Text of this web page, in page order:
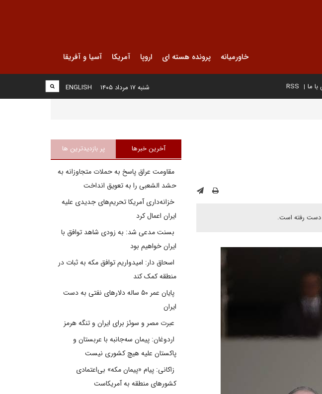
خاورمیانه پرونده هسته ای اروپا آمریکا آسیا و آفریقا
ما RSS
ENGLISH شنبه ۱۷ مرداد ۱۴۰۵
دست رفته است.
آخرین خبرها پر بازدیدترین ها
مقاومت عراق پاسخ به حملات متجاوزانه به
حشد الشعبی را به تعویق انداخت
خزانه‌داری آمریکا تحریم‌های جدیدی علیه
ایران اعمال کرد
بسنت مدعی شد: به زودی شاهد توافق با
ایران خواهیم بود
اسحاق دار: امیدواریم توافق مکه به ثبات در
منطقه کمک کند
پایان عمر ۵۰ ساله دلارهای نفتی به دست
ایران
عبرت مصر و سوئز برای ایران و تنگه هرمز
اردوغان: پیمان سه‌جانبه با عربستان و
پاکستان علیه هیچ کشوری نیست
زاکانی: پیام «پیمان مکه» بی‌اعتمادی
کشورهای منطقه به آمریکاست